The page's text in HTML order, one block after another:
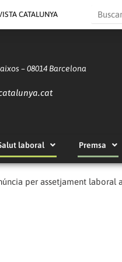
CATALUNYA Search
– 08014 Barcelona
laboral Premsa
per assetjament laboral